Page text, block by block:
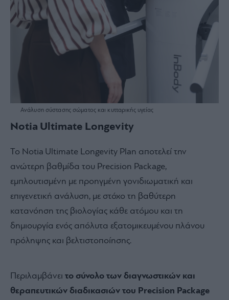
Ανάλυση σύστασης σώματος και κυτταρικής υγείας
Notia Ultimate Longevity
Το Notia Ultimate Longevity Plan αποτελεί την
ανώτερη βαθμίδα του Precision Package,
εμπλουτισμένη με προηγμένη γονιδιωματική και
επιγενετική ανάλυση, με στόχο τη βαθύτερη
κατανόηση της βιολογίας κάθε ατόμου και τη
δημιουργία ενός απόλυτα εξατομικευμένου πλάνου
πρόληψης και βελτιστοποίησης.
Περιλαμβάνει το σύνολο των διαγνωστικών και
θεραπευτικών διαδικασιών του Precision Package